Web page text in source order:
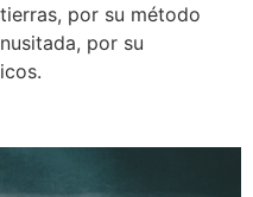
por su método
por su